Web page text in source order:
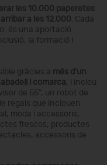
les 10.000 paperetes
a les 12.000. Cada
és una aportació
la formació i
gràcies a més d’un
i comarca, i inclou
de 55”, un robot de
regals que inclouen
moda i accessoris,
frescos, productes
accessoris de